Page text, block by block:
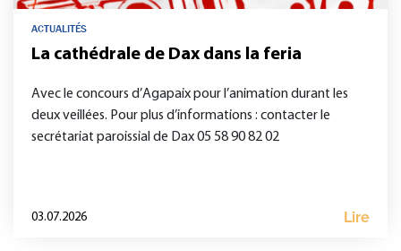
ACTUALITÉS
La cathédrale de Dax dans la feria
Avec le concours d’Agapaix pour l’animation durant les
deux veillées. Pour plus d’informations : contacter le
secrétariat paroissial de Dax 05 58 90 82 02
03.07.2026 Lire